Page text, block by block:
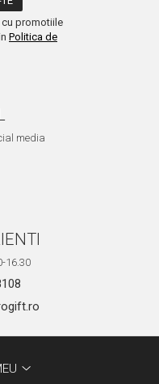
cu promotiile
Politica de
media
16.30